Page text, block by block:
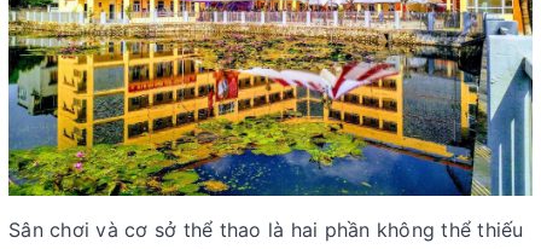
Sân chơi và cơ sở thể thao là hai phần không thể thiếu